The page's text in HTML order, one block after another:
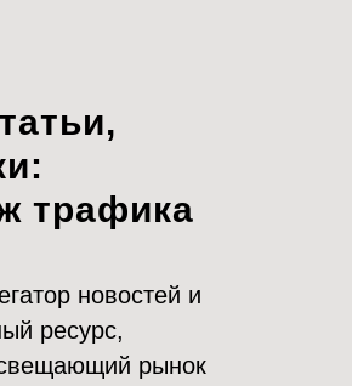
трафика
новостей и
ресурс,
рынок